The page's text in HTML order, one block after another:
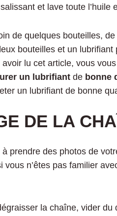
et lave toute l’huile
de quelques bouteilles,
bouteilles et un
lu cet article, vous vous
un lubrifiant de bonne
un lubrifiant de bonne
DE LA
prendre des photos de
vous n’êtes pas familier
la chaîne, vider